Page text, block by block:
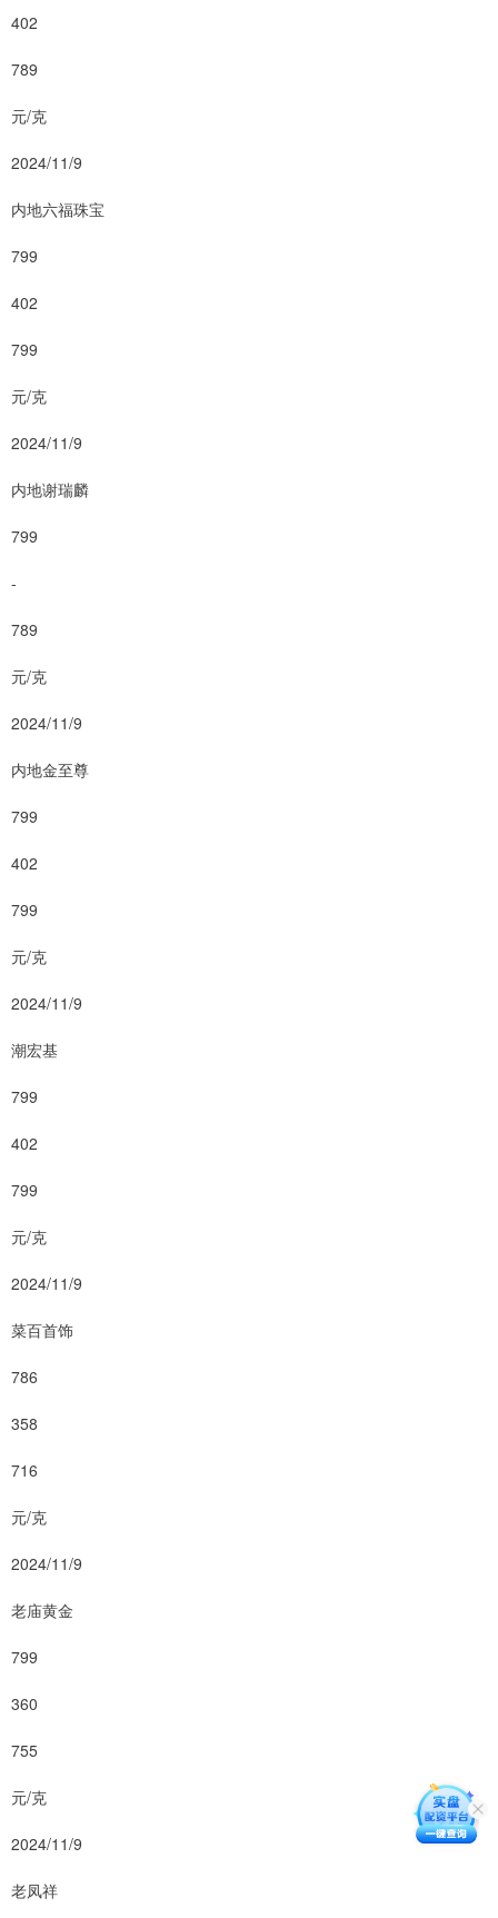
402
789
元/克
2024/11/9
内地六福珠宝
799
402
799
元/克
2024/11/9
内地谢瑞麟
799
-
789
元/克
2024/11/9
内地金至尊
799
402
799
元/克
2024/11/9
潮宏基
799
402
799
元/克
2024/11/9
菜百首饰
786
358
716
元/克
2024/11/9
老庙黄金
799
360
755
元/克
2024/11/9
老凤祥